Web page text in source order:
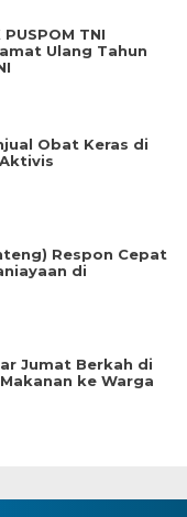
PUSPOM TNI
Ulang Tahun
Obat Keras di
Respon Cepat
di
Jumat Berkah di
ke Warga